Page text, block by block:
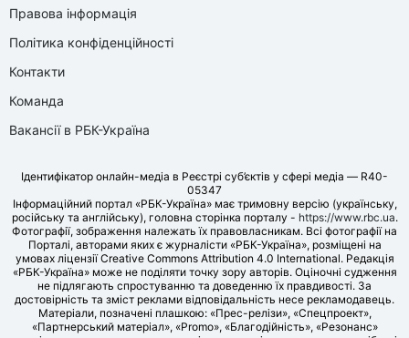
Правова інформація
Політика конфіденційності
Контакти
Команда
Вакансії в РБК-Україна
Ідентифікатор онлайн-медіа в Реєстрі суб’єктів у сфері медіа — R40-
05347
Інформаційний портал «РБК-Україна» має тримовну версію (українську,
російську та англійську), головна сторінка порталу - https://www.rbc.ua.
Фотографії, зображення належать їх правовласникам. Всі фотографії на
Порталі, авторами яких є журналісти «РБК-Україна», розміщені на
умовах ліцензії Creative Commons Attribution 4.0 International. Редакція
«РБК-Україна» може не поділяти точку зору авторів. Оціночні судження
не підлягають спростуванню та доведенню їх правдивості. За
достовірність та зміст реклами відповідальність несе рекламодавець.
Матеріали, позначені плашкою: «Прес-релізи», «Спецпроект»,
«Партнерський матеріал», «Promo», «Благодійність», «Резонанс»